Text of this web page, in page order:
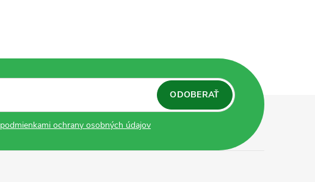
podmienkami ochrany osobných údajov
ODOBERAŤ